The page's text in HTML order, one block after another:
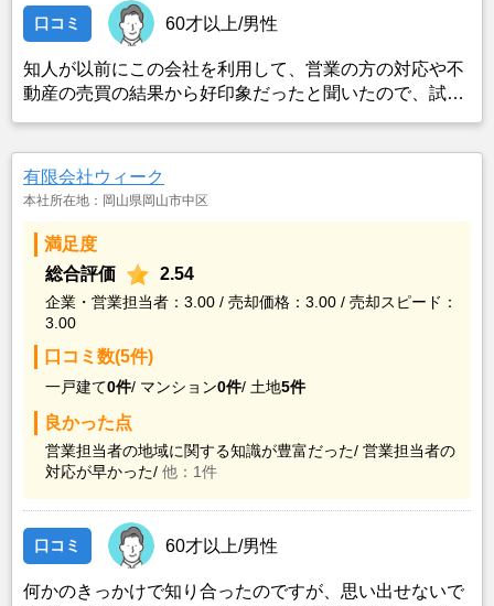
口コミ 60才以上/男性
知人が以前にこの会社を利用して、営業の方の対応や不
動産の売買の結果から好印象だったと聞いたので、試し
ったので、利用した。
有限会社ウィーク
本社所在地：岡山県岡山市中区
満足度
総合評価
2.54
企業・営業担当者：3.00 / 売却価格：3.00 / 売却スピード：
3.00
口コミ数(5件)
一戸建て0件/ マンション0件/ 土地5件
良かった点
営業担当者の地域に関する知識が豊富だった/ 営業担当者の
対応が早かった/ 他：1件
口コミ 60才以上/男性
何かのきっかけで知り合ったのですが、思い出せないで